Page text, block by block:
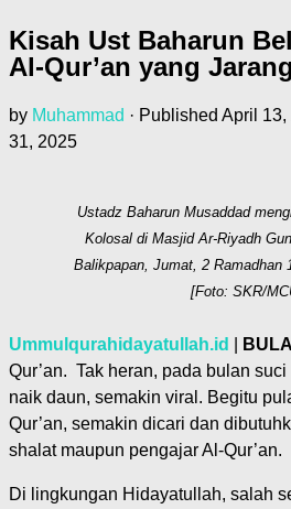
Kisah Ust Baharun
Al-Qur’an yang
by Muhammad · Published April 13,
31, 2025
Ustadz Baharun Musaddad
Kolosal di Masjid Ar-Riyadh
Balikpapan, Jumat, 2 Ramadhan
[Foto: SKR/
Ummulqurahidayatullah.id
Qur’an. Tak heran, pada bulan suci
naik daun, semakin viral. Begitu
Qur’an, semakin dicari dan
shalat maupun pengajar Al-Qur’an.
Di lingkungan Hidayatullah, salah